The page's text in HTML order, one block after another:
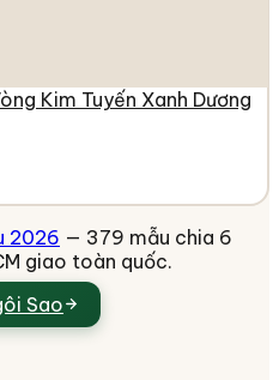
Kim Tuyến Xanh Dương
2026 — 379 mẫu chia 6
giao toàn quốc.
Sao